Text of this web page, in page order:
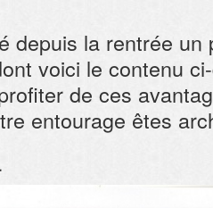
depuis la rentrée
voici le contenu
de ces
entourage êtes